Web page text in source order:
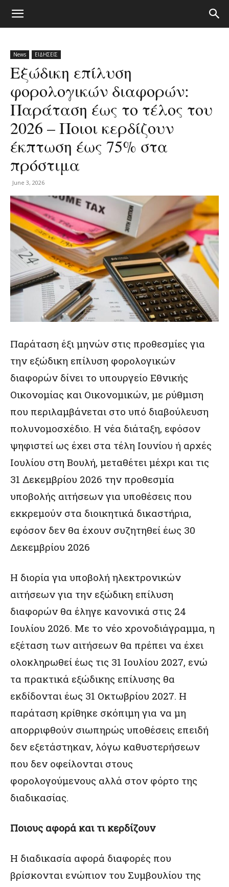
News ΕΙΔΗΣΕΙΣ
Εξώδικη επίλυση
φορολογικών διαφορών:
Παράταση έως το τέλος του
2026 – Ποιοι κερδίζουν
έκπτωση έως 75% στα
πρόστιμα
June 3, 2026
Παράταση έξι μηνών στις προθεσμίες για
την εξώδικη επίλυση φορολογικών
διαφορών δίνει το υπουργείο Εθνικής
Οικονομίας και Οικονομικών, με ρύθμιση
που περιλαμβάνεται στο υπό διαβούλευση
πολυνομοσχέδιο. Η νέα διάταξη, εφόσον
ψηφιστεί ως έχει στα τέλη Ιουνίου ή αρχές
Ιουλίου στη Βουλή, μεταθέτει μέχρι και τις
31 Δεκεμβρίου 2026 την προθεσμία
υποβολής αιτήσεων για υποθέσεις που
εκκρεμούν στα διοικητικά δικαστήρια,
εφόσον δεν θα έχουν συζητηθεί έως 30
Δεκεμβρίου 2026
Η διορία για υποβολή ηλεκτρονικών
αιτήσεων για την εξώδικη επίλυση
διαφορών θα έληγε κανονικά στις 24
Ιουλίου 2026. Με το νέο χρονοδιάγραμμα, η
εξέταση των αιτήσεων θα πρέπει να έχει
ολοκληρωθεί έως τις 31 Ιουλίου 2027, ενώ
τα πρακτικά εξώδικης επίλυσης θα
εκδίδονται έως 31 Οκτωβρίου 2027. Η
παράταση κρίθηκε σκόπιμη για να μη
απορριφθούν σιωπηρώς υποθέσεις επειδή
δεν εξετάστηκαν, λόγω καθυστερήσεων
που δεν οφείλονται στους
φορολογούμενους αλλά στον φόρτο της
διαδικασίας.
Ποιους αφορά και τι κερδίζουν
Η διαδικασία αφορά διαφορές που
βρίσκονται ενώπιον του Συμβουλίου της